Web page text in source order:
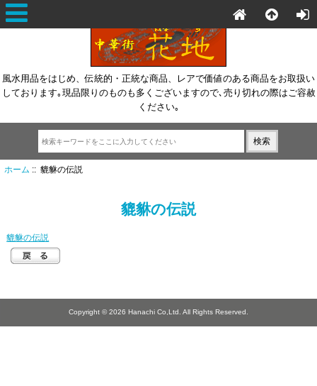
風水用品をはじめ、伝統的・正統な商品、レアで価値のある商品をお取扱い
しております｡現品限りのものも多くございますので､売り切れの際はご容赦
ください｡
ホーム :: 貔貅の伝説
貔貅の伝説
貔貅の伝説
Copyright © 2026 Hanachi Co,Ltd. All Rights Reserved.